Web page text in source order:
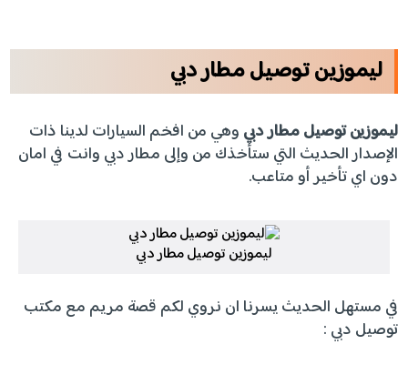
ليموزينتوصيلمطاردبي
ليموزين توصيل مطار دبي وهي من افخم السيارات لدينا ذات
الإصدار الحديث التي ستأخذك من وإلى مطار دبي وانت في امان
دون اي تأخير أو متاعب.
ليموزين توصيل مطار دبي
في مستهل الحديث يسرنا ان نروي لكم قصة مريم مع مكتب
توصيل دبي :